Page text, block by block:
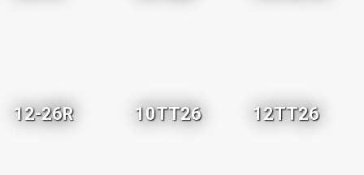
12-26R 10TT26 12TT26